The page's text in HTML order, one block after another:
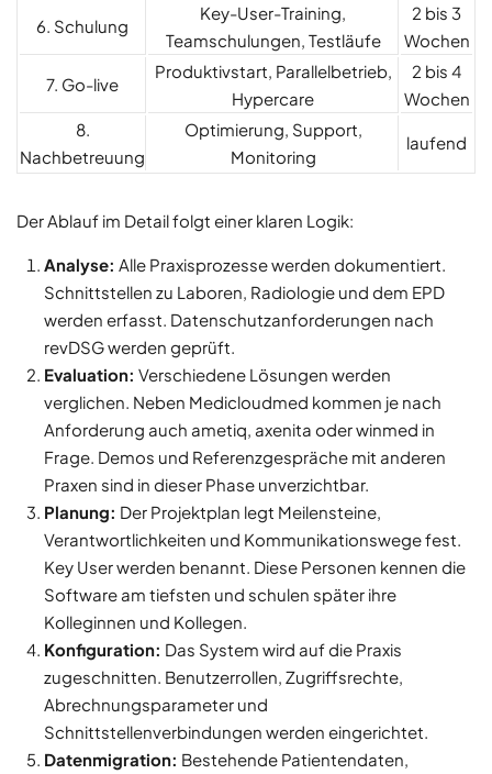
6. Schulung
Key-User-Training,
Teamschulungen, Testläufe
2 bis 3
Wochen
7. Go-live
Produktivstart, Parallelbetrieb,
Hypercare
2 bis 4
Wochen
8.
Nachbetreuung
Optimierung, Support,
Monitoring
laufend
Der Ablauf im Detail folgt einer klaren Logik:
Analyse: Alle Praxisprozesse werden dokumentiert.
Schnittstellen zu Laboren, Radiologie und dem EPD
werden erfasst. Datenschutzanforderungen nach
revDSG werden geprüft.
Evaluation: Verschiedene Lösungen werden
verglichen. Neben Medicloudmed kommen je nach
Anforderung auch ametiq, axenita oder winmed in
Frage. Demos und Referenzgespräche mit anderen
Praxen sind in dieser Phase unverzichtbar.
Planung: Der Projektplan legt Meilensteine,
Verantwortlichkeiten und Kommunikationswege fest.
Key User werden benannt. Diese Personen kennen die
Software am tiefsten und schulen später ihre
Kolleginnen und Kollegen.
Konfiguration: Das System wird auf die Praxis
zugeschnitten. Benutzerrollen, Zugriffsrechte,
Abrechnungsparameter und
Schnittstellenverbindungen werden eingerichtet.
Datenmigration: Bestehende Patientendaten,